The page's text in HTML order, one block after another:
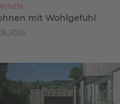
mit Wohlgefühl